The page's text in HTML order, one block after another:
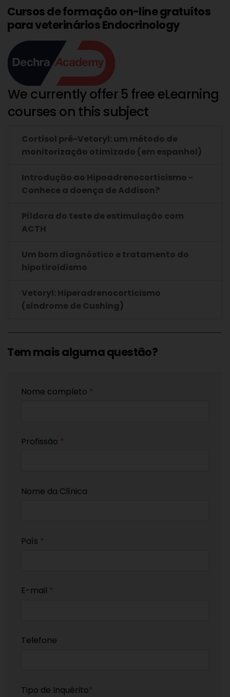
Cursos de formação on-line gratuítos
para veterinários Endocrinology
We currently offer 5 free eLearning
courses on this subject
Cortisol pré-Vetoryl: um método de
monitorização otimizado (em espanhol)
Introdução ao Hipoadrenocorticismo -
Conhece a doença de Addison?
Píldora do teste de estimulação com
ACTH
Um bom diagnóstico e tratamento do
hipotiroidismo
Vetoryl: Hiperadrenocorticismo
(síndrome de Cushing)
Tem mais alguma questão?
Nome completo *
Profissão *
Nome da Clínica
País *
E-mail *
Telefone
Tipo de Inquérito*